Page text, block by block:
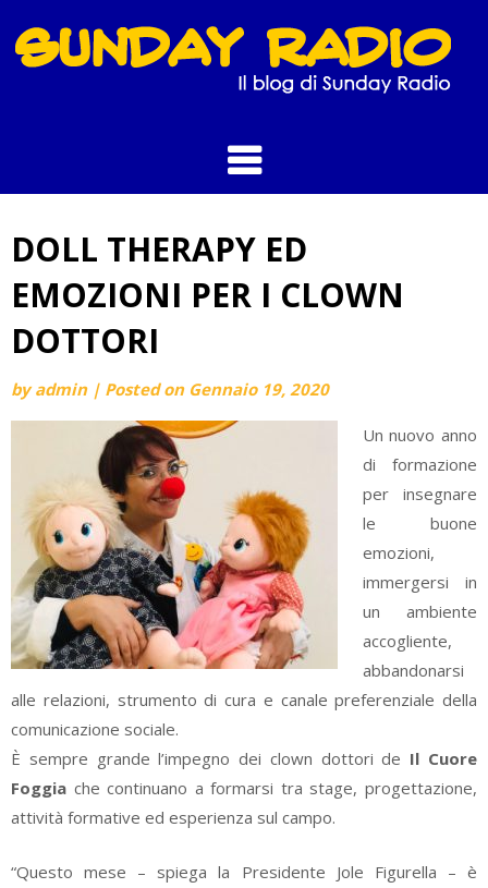
to
content
DOLL THERAPY ED
EMOZIONI PER I CLOWN
DOTTORI
byadmin | Posted on Gennaio 19, 2020
Un nuovo anno
di formazione
per insegnare
le buone
emozioni,
immergersi in
un ambiente
accogliente,
abbandonarsi
alle relazioni, strumento di cura e canale preferenziale della
comunicazione sociale.
È sempre grande l’impegno dei clown dottori de Il Cuore
Foggia che continuano a formarsi tra stage, progettazione,
attività formative ed esperienza sul campo.
“Questo mese – spiega la Presidente Jole Figurella – è